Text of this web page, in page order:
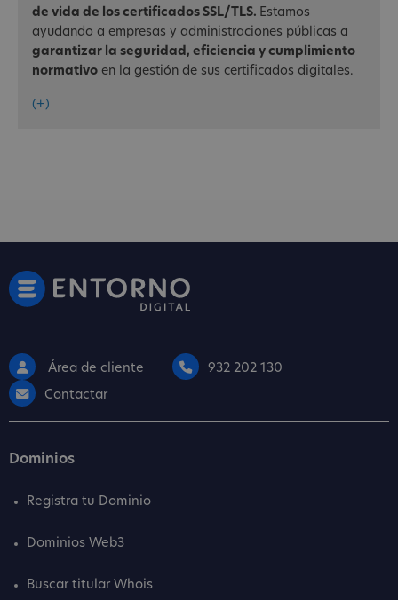
de vida de los certificados SSL/TLS. Estamos
ayudando a empresas y administraciones públicas a
garantizar la seguridad, eficiencia y cumplimiento
normativo en la gestión de sus certificados digitales.
(+)
Área de cliente
932 202 130
Contactar
Dominios
Registra tu Dominio
Dominios Web3
Buscar titular Whois